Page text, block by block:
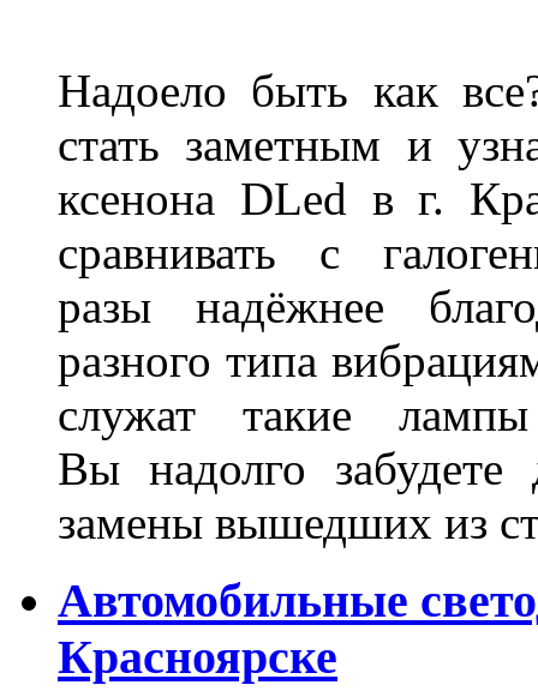
Надоело быть как
стать заметным и
ксенона DLed в г.
сравнивать с
разы надёжнее
разного типа
служат такие
Вы надолго забудете
замены вышедших из
Автомобильные
Красноярске